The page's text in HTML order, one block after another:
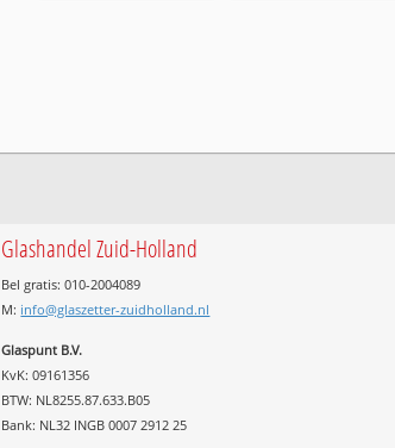
Glashandel Zuid-Holland
Bel gratis: 010-2004089
M: info@glaszetter-zuidholland.nl
Glaspunt B.V.
KvK: 09161356
BTW: NL8255.87.633.B05
Bank: NL32 INGB 0007 2912 25